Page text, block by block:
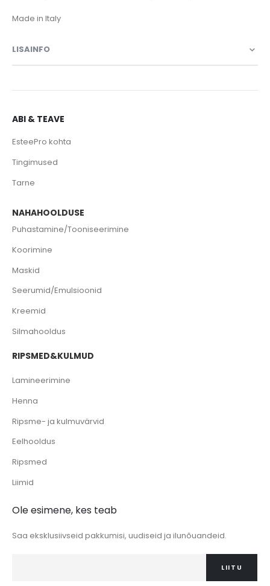
LISAINFO
ABI & TEAVE
EsteePro kohta
Tingimused
Tarne
NAHAHOOLDUSE
Puhastamine/Tooniseerimine
Koorimine
Maskid
Seerumid/Emulsioonid
Kreemid
Silmahooldus
RIPSMED&KULMUD
Lamineerimine
Henna
Ripsme- ja kulmuvärvid
Eelhooldus
Ripsmed
Liimid
Ole esimene, kes teab
Saa eksklusiivseid pakkumisi, uudiseid ja ilunõuandeid.
LIITU